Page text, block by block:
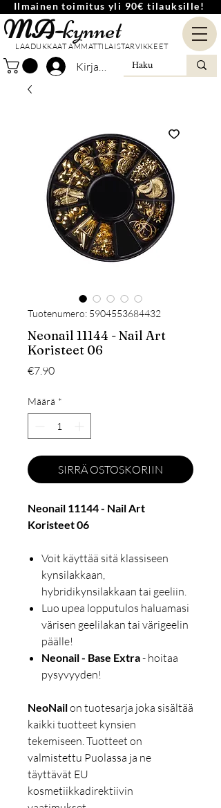
Ilmainen toimitus yli 90€ tilauksille!
MA-kynnet
LAADUKKAAT AMMATTILAISTARVIKKEET
Kirjaudu
Tuotenumero: 5904553684432
Neonail 11144 - Nail Art
Koristeet 06
€7.90Hinta
Määrä *
SIRRÄ OSTOSKORIIN
Neonail 11144 - Nail Art
Koristeet 06
Voit käyttää sitä klassiseen
kynsilakkaan,
hybridikynsilakkaan tai geeliin.
Luo upea lopputulos haluamasi
värisen geelilakan tai värigeelin
päälle!
Neonail - Base Extra- hoitaa
pysyvyyden!
NeoNailon tuotesarja joka sisältää
kaikki tuotteet kynsien
tekemiseen. Tuotteet on
valmistettu Puolassa ja ne
täyttävät EU
kosmetiikkadirektiivin